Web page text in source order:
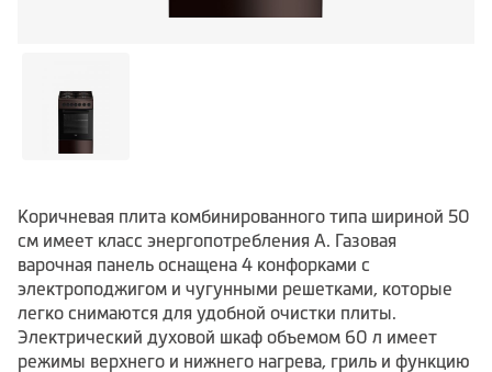
Коричневая плита комбинированного типа шириной 50
см имеет класс энергопотребления А. Газовая
варочная панель оснащена 4 конфорками с
электроподжигом и чугунными решетками, которые
легко снимаются для удобной очистки плиты.
Электрический духовой шкаф объемом 60 л имеет
режимы верхнего и нижнего нагрева, гриль и функцию